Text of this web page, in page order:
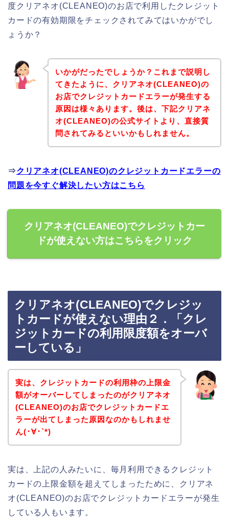
度クリアネオ(CLEANEO)のお店で利用したクレジット
カードの有効期限をチェックされてみてはいかがでし
ょうか？
いかがだったでしょうか？これまで説明し
てきたように、クリアネオ(CLEANEO)の
お店でクレジットカードエラーが発生する
原因は様々あります。後は、下記クリアネ
オ(CLEANEO)の公式サイトより、直接質
問されてみるといいかもしれません。
⇒クリアネオ(CLEANEO)のクレジットカードエラーの
問題を今すぐ解決したい方はこちら
クリアネオ(CLEANEO)でクレジットカー
ドが使えない方はこちらをクリック
クリアネオ(CLEANEO)でクレジッ
トカードが使えない理由２．「クレ
ジットカードの利用限度額をオーバ
ーしている」
実は、クレジットカードの利用枠の上限金
額がオーバーしてしまったのがクリアネオ
(CLEANEO)のお店でクレジットカードエ
ラーが出てしまった原因なのかもしれませ
ん(･∀･`*)
実は、上記の人みたいに、毎月利用できるクレジット
カードの上限金額を超えてしまったために、クリアネ
オ(CLEANEO)のお店でクレジットカードエラーが発生
している人もいます。